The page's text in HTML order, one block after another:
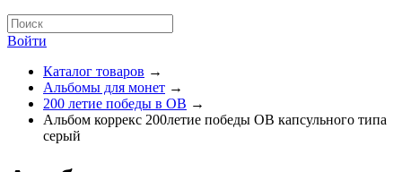
Войти
Каталог товаров →
Альбомы для монет →
200 летие победы в ОВ →
Альбом коррекс 200летие победы ОВ капсульного типа
серый